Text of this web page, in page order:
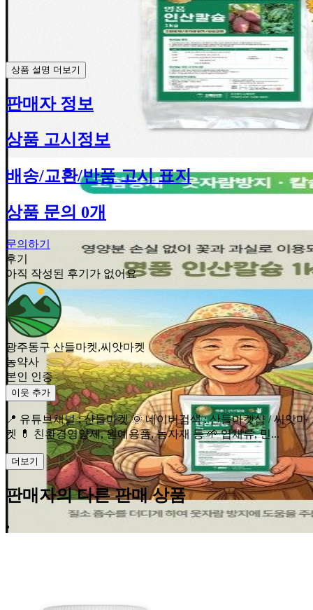
상품 설명 더보기
판매자 정보
상품 고시정보
배송/교환/반품 고시 표지
상품 문의 0개
문의하기
후기
아직 작성된 후기가 없어요
광주동구 산들마켓,씨앗마켓
농약사
본인 인증
이웃 추가
📍 유튜브채널 : 산들마켓 🌞 네이버검색 : 산들마켓샵 / 씨앗마
켓 💊 친환경영양제, 원예용품, 농자재 등 🌱 엽채류, 민...
더보기
판매자의 다른 판매 상품